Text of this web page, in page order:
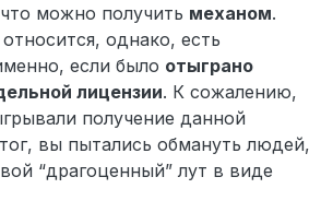
можно получить механом.
однако, есть
если было отыграно
лицензии. К сожалению,
получение данной
вы пытались обмануть людей,
“драгоценный” лут в виде